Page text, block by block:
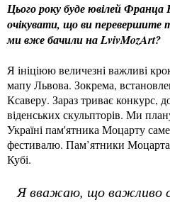
Цього року буде ювілей Франца
очікувати, що ви перевершите
ми вже бачили на LvivMozArt?
Я ініціюю величезні важливі
мапу Львова. Зокрема,
Ксаверу. Зараз триває конкурс,
віденських скульпторів. Ми
Україні пам'ятника Моцарту
фестивалю. Пам’ятники
Кубі.
Я вважаю, що важливо